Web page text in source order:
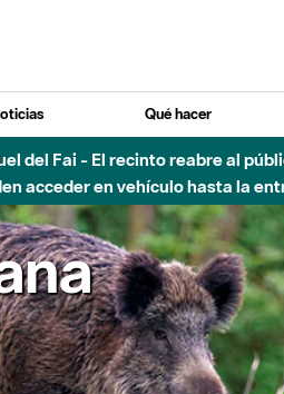
Qué hacer
del Fai - El recinto reabre al
acceder en vehículo hasta la